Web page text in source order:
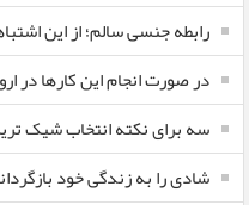
رابطه جنسی سالم؛ از این
در صورت انجام این کارها در
سه برای نکته انتخاب شیک
شادی را به زندگی خود